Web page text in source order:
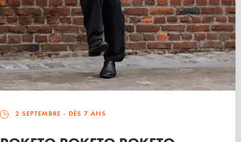
2 SEPTEMBRE - DÈS 7 ANS